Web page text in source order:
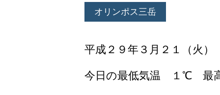
オリンポス三岳
平成２９年３月２１（火）
今日の最低気温 １℃